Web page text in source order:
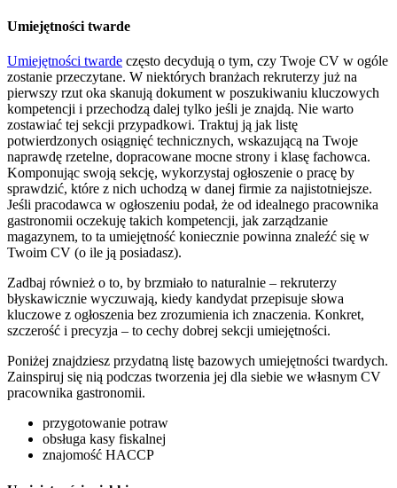
Umiejętności twarde
Umiejętności twarde często decydują o tym, czy Twoje CV w ogóle
zostanie przeczytane. W niektórych branżach rekruterzy już na
pierwszy rzut oka skanują dokument w poszukiwaniu kluczowych
kompetencji i przechodzą dalej tylko jeśli je znajdą. Nie warto
zostawiać tej sekcji przypadkowi. Traktuj ją jak listę
potwierdzonych osiągnięć technicznych, wskazującą na Twoje
naprawdę rzetelne, dopracowane mocne strony i klasę fachowca.
Komponując swoją sekcję, wykorzystaj ogłoszenie o pracę by
sprawdzić, które z nich uchodzą w danej firmie za najistotniejsze.
Jeśli pracodawca w ogłoszeniu podał, że od idealnego pracownika
gastronomii oczekuję takich kompetencji, jak zarządzanie
magazynem, to ta umiejętność koniecznie powinna znaleźć się w
Twoim CV (o ile ją posiadasz).
Zadbaj również o to, by brzmiało to naturalnie – rekruterzy
błyskawicznie wyczuwają, kiedy kandydat przepisuje słowa
kluczowe z ogłoszenia bez zrozumienia ich znaczenia. Konkret,
szczerość i precyzja – to cechy dobrej sekcji umiejętności.
Poniżej znajdziesz przydatną listę bazowych umiejętności twardych.
Zainspiruj się nią podczas tworzenia jej dla siebie we własnym CV
pracownika gastronomii.
przygotowanie potraw
obsługa kasy fiskalnej
znajomość HACCP